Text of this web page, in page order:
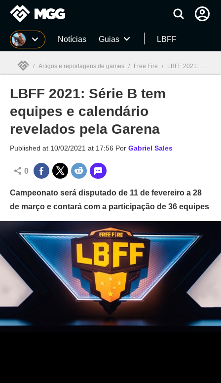
Millenium Notícias Guias LBFF
Millenium
/ Artigos e reportagens de games / Free Fire / LBFF 2021: Série B tem equipes e calendário revelados pela Garena
LBFF 2021: Série B tem
equipes e calendário
revelados pela Garena
Published at 10/02/2021 at 17:56 Por Gabriel Sales
0
Campeonato será disputado de 11 de fevereiro a 28
de março e contará com a participação de 36 equipes